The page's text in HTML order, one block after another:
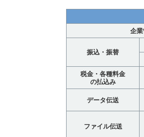
企
振込・振替
税金・各種料金
の払込み
データ伝送
ファイル伝送